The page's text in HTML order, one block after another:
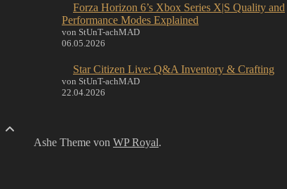
Forza Horizon 6’s Xbox Series X|S Quality and
Performance Modes Explained
von StUnT-achMAD
06.05.2026
Star Citizen Live: Q&A Inventory & Crafting
von StUnT-achMAD
22.04.2026
Ashe Theme von WP Royal.